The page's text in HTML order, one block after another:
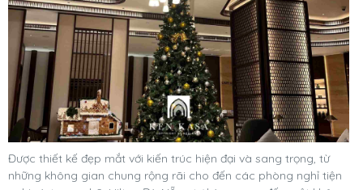
Được thiết kế đẹp mắt với kiến trúc hiện đại và sang trọng, từ
những không gian chung rộng rãi cho đến các phòng nghỉ tiện